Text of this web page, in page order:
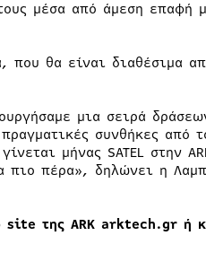
μέσα από άμεση επαφή
που θα είναι διαθέσιμα
μια σειρά
συνθήκες από
μήνας SATEL στην
πιο πέρα», δηλώνει η
site της ARK arktech.gr ή